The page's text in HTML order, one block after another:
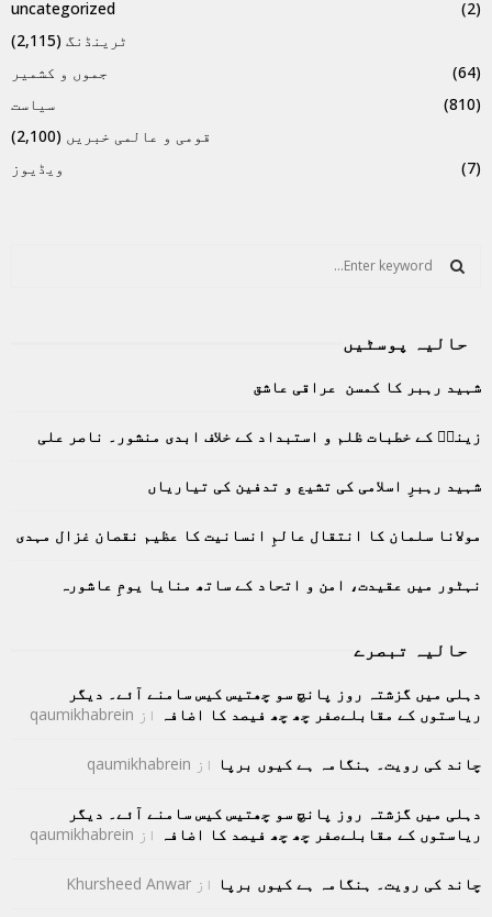
uncategorized
(2)
ٹرینڈنگ (2,115)
جموں و کشمیر
(64)
سیاست
(810)
قومی و عالمی خبریں (2,100)
ویڈیوز
(7)
f
r
E
A
R
C
H
حالیہ پوسٹیں
شہید رہبر کا کمسن عراقی عاشق
زینبؑ کے خطبات ظلم و استبداد کے خلاف ابدی منشور۔ ناصر علی
شہید رہبرِ اسلامی کی تشیع و تدفین کی تیاریاں
مولانا سلمان کا انتقال عالمِ انسانیت کا عظیم نقصان غزال مہدی
نہٹور میں عقیدت، امن و اتحاد کے ساتھ منایا یومِ عاشورہ
حالیہ تبصرے
دہلی میں گزشتہ روز پانچ سو چھتیس کیس سامنے آئے۔ دیگر
ریاستوں کے مقابلےصفر چھ چھ فیصد کا اضافہ از qaumikhabrein
چاند کی رویت۔ ہنگامہ ہے کیوں برپا از qaumikhabrein
دہلی میں گزشتہ روز پانچ سو چھتیس کیس سامنے آئے۔ دیگر
ریاستوں کے مقابلےصفر چھ چھ فیصد کا اضافہ از qaumikhabrein
چاند کی رویت۔ ہنگامہ ہے کیوں برپا از Khursheed Anwar